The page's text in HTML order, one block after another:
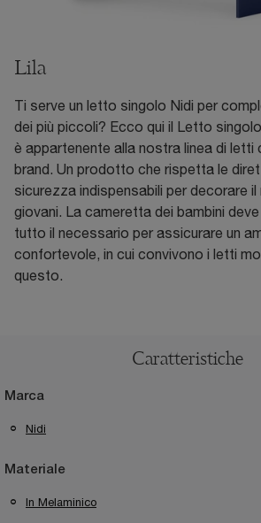
Lila
Ti serve un letto singolo Nidi per
dei più piccoli? Ecco qui il Letto
è appartenente alla nostra linea di letti
brand. Un prodotto che rispetta le
sicurezza indispensabili per decorare il
giovani. La cameretta dei bambini
tutto il necessario per assicurare un
confortevole, in cui convivono i letti
questo.
Caratteristiche
Marca
Nidi
Materiale
In Melaminico